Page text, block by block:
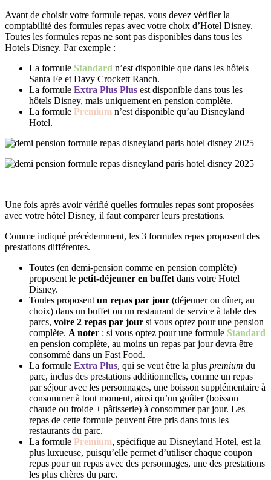
Avant de choisir votre formule repas, vous devez vérifier la
comptabilité des formules repas avec votre choix d’Hotel Disney.
Toutes les formules repas ne sont pas disponibles dans tous les
Hotels Disney. Par exemple :
La formule Standard n’est disponible que dans les hôtels
Santa Fe et Davy Crockett Ranch.
La formule Extra Plus Plus est disponible dans tous les
hôtels Disney, mais uniquement en pension complète.
La formule Premium n’est disponible qu’au Disneyland
Hotel.
Une fois après avoir vérifié quelles formules repas sont proposées
avec votre hôtel Disney, il faut comparer leurs prestations.
Comme indiqué précédemment, les 3 formules repas proposent des
prestations différentes.
Toutes (en demi-pension comme en pension complète)
proposent le petit-déjeuner en buffet dans votre Hotel
Disney.
Toutes proposent un repas par jour (déjeuner ou dîner, au
choix) dans un buffet ou un restaurant de service à table des
parcs, voire 2 repas par jour si vous optez pour une pension
complète. A noter : si vous optez pour une formule Standard
en pension complète, au moins un repas par jour devra être
consommé dans un Fast Food.
La formule Extra Plus, qui se veut être la plus premium du
parc, inclus des prestations additionnelles, comme un repas
par séjour avec les personnages, une boisson supplémentaire à
consommer à tout moment, ainsi qu’un goûter (boisson
chaude ou froide + pâtisserie) à consommer par jour. Les
repas de cette formule peuvent être pris dans tous les
restaurants du parc.
La formule Premium, spécifique au Disneyland Hotel, est la
plus luxueuse, puisqu’elle permet d’utiliser chaque coupon
repas pour un repas avec des personnages, une des prestations
les plus chères du parc.